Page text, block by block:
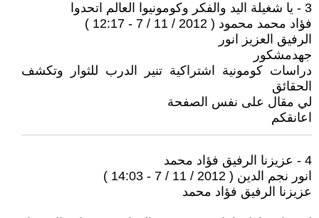
3 - يا شغيلة اليد والفكر وكومونيوا العالم اتحدوا
فؤاد محمد محمود ( 2012 / 11 / 7 - 12:17 )
الرفيق العزيز انور
جهدمشكور
دراسات كومونية اشتراكية تنير الدرب للثوار وتكشف
الحقائق
لي مقال على نفس الصفحة
اعانقكم
4 - عزيزنا الرفيق فؤاد محمد
انور نجم الدين ( 2012 / 11 / 7 - 14:03 )
عزيزنا الرفيق فؤاد محمد